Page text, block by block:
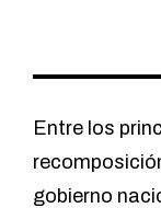
Entre los
gobierno